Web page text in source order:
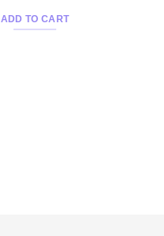
ADD TO CART